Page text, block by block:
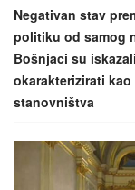
g
a
t
i
o
Negativan stav
politiku od samog
Bošnjaci su
okarakterizirati
stanovništva